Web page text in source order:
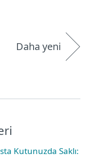
Daha yeni
Kutunuzda Saklı: